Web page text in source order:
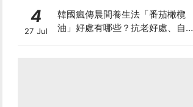
4
27 Jul
韓國瘋傳晨間養生法「番茄橄欖
油」好處有哪些？抗老好處、自製